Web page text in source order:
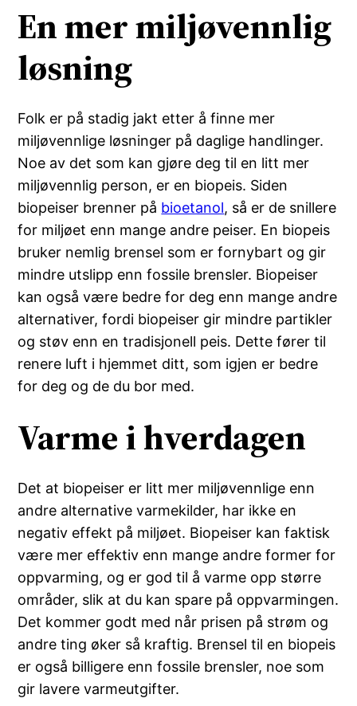
En mer miljøvennlig
løsning
Folk er på stadig jakt etter å finne mer
miljøvennlige løsninger på daglige handlinger.
Noe av det som kan gjøre deg til en litt mer
miljøvennlig person, er en biopeis. Siden
biopeiser brenner på bioetanol, så er de snillere
for miljøet enn mange andre peiser. En biopeis
bruker nemlig brensel som er fornybart og gir
mindre utslipp enn fossile brensler. Biopeiser
kan også være bedre for deg enn mange andre
alternativer, fordi biopeiser gir mindre partikler
og støv enn en tradisjonell peis. Dette fører til
renere luft i hjemmet ditt, som igjen er bedre
for deg og de du bor med.
Varme i hverdagen
Det at biopeiser er litt mer miljøvennlige enn
andre alternative varmekilder, har ikke en
negativ effekt på miljøet. Biopeiser kan faktisk
være mer effektiv enn mange andre former for
oppvarming, og er god til å varme opp større
områder, slik at du kan spare på oppvarmingen.
Det kommer godt med når prisen på strøm og
andre ting øker så kraftig. Brensel til en biopeis
er også billigere enn fossile brensler, noe som
gir lavere varmeutgifter.